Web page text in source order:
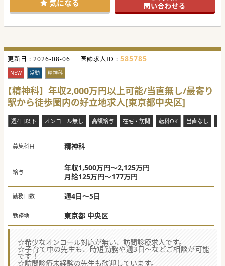
【やりがい】
■患者様だけではなく、そのご家族と一緒にサポートするた
■クリニックを拡大していく構想があり、院長と一緒に今後
■訪問診療が未経験の先生も歓迎しており、院長先生にイチ
から教えていただける環境がございます。
【職場環境と雰囲気】
■院長を筆頭に医療に対するスタッフのモチベーションが高
く、非常に活気のあるクリニックでございます。
■アクセス性を重視する方、年収を重視する方、様々なご希
望の先生に配慮した働き方が実現可能でございます。
■経営においてはトップダウンではなく、スタッフの意見も
す。
気になる 問い合わせる
更新日 : 2026-08-06 医師求人ID : 585785
NEW 常勤 精神科
【精神科】年収2,000万円以上可能/当直無し/最寄り
駅から徒歩圏内の好立地求人[東京都中央区]
週4日以下 オンコール無し 高額給与 在宅・訪問 転科OK 当直なし
募集科目 精神科
給与
年収1,500万円～2,125万円
月給125万円～177万円
勤務日数 週4日～5日
勤務地 東京都 中央区
☆希少なオンコール対応が無い、訪問診療求人です。
☆子育て中の先生も、時短勤務や週3日～などご相談が可能
です！
☆訪問診療未経験の先生も歓迎しています。